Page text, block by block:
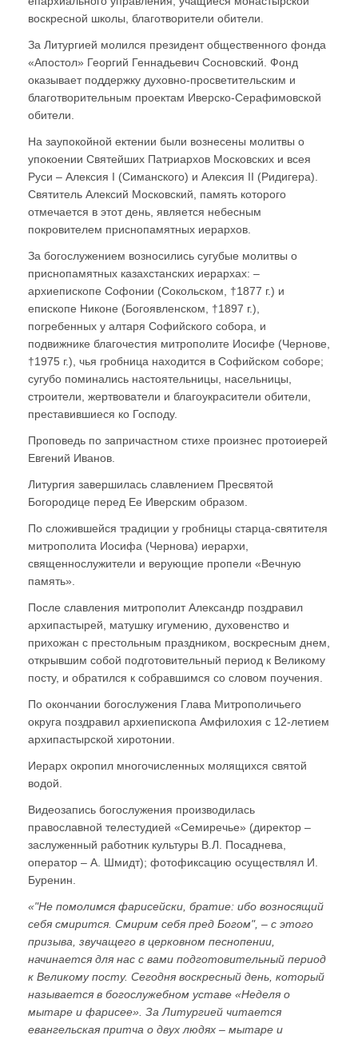
воскресной школы, благотворители обители.
За Литургией молился президент общественного фонда
«Апостол» Георгий Геннадьевич Сосновский. Фонд
оказывает поддержку духовно-просветительским и
благотворительным проектам Иверско-Серафимовской
обители.
На заупокойной ектении были вознесены молитвы о
упокоении Святейших Патриархов Московских и всея
Руси – Алексия I (Симанского) и Алексия II (Ридигера).
Святитель Алексий Московский, память которого
отмечается в этот день, является небесным
покровителем приснопамятных иерархов.
За богослужением возносились сугубые молитвы о
приснопамятных казахстанских иерархах: –
архиепископе Софонии (Сокольском, †1877 г.) и
епископе Никоне (Богоявленском, †1897 г.),
погребенных у алтаря Софийского собора, и
подвижнике благочестия митрополите Иосифе (Чернове,
†1975 г.), чья гробница находится в Софийском соборе;
сугубо поминались настоятельницы, насельницы,
строители, жертвователи и благоукрасители обители,
преставившиеся ко Господу.
Проповедь по запричастном стихе произнес протоиерей
Евгений Иванов.
Литургия завершилась славлением Пресвятой
Богородице перед Ее Иверским образом.
По сложившейся традиции у гробницы старца-святителя
митрополита Иосифа (Чернова) иерархи,
священнослужители и верующие пропели «Вечную
память».
После славления митрополит Александр поздравил
архипастырей, матушку игумению, духовенство и
прихожан с престольным праздником, воскресным днем,
открывшим собой подготовительный период к Великому
посту, и обратился к собравшимся со словом поучения.
По окончании богослужения Глава Митрополичьего
округа поздравил архиепископа Амфилохия с 12-летием
архипастырской хиротонии.
Иерарх окропил многочисленных молящихся святой
водой.
Видеозапись богослужения производилась
православной телестудией «Семиречье» (директор –
заслуженный работник культуры В.Л. Посаднева,
оператор – А. Шмидт); фотофиксацию осуществлял И.
Буренин.
«ʺНе помолимся фарисейски, братие: ибо возносящий
себя смирится. Смирим себя пред Богомʺ, – с этого
призыва, звучащего в церковном песнопении,
начинается для нас с вами подготовительный период
к Великому посту. Сегодня воскресный день, который
называется в богослужебном уставе «Неделя о
мытаре и фарисее». За Литургией читается
евангельская притча о двух людях – мытаре и